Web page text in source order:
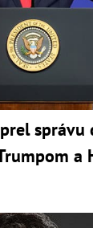
správu
a